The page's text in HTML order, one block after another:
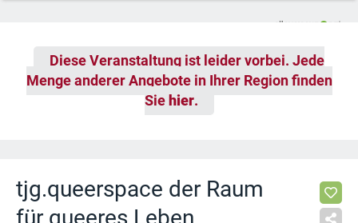
Diese Veranstaltung ist leider vorbei. Jede
Menge anderer Angebote in Ihrer Region finden
Sie hier.
tjg.queerspace der Raum
für queeres Leben